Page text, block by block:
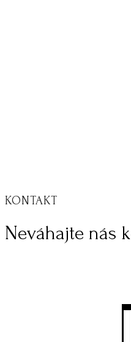
KONTAKT
Neváhajte nás